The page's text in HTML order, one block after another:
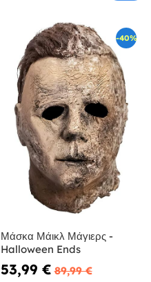
-40%
Μάσκα Μάικλ Μάγιερς -
Halloween Ends
53,99 € 89,99 €